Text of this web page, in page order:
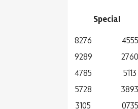
Special
8276
9289
4785
5728
3105
4555
2760
5113
3893
0735